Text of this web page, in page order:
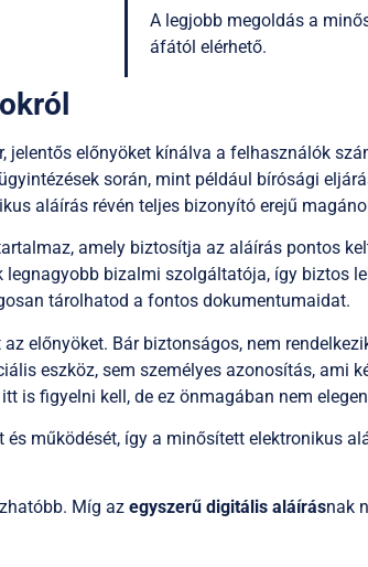
A legjobb megoldás a
áfától elérhető.
jelentős előnyöket kínálva a felhasználók
során, mint például bírósági
aláírás révén teljes bizonyító erejű
amely biztosítja az aláírás pontos
bizalmi szolgáltatója, így biztos
tárolhatod a fontos dokumentumaidat.
előnyöket. Bár biztonságos, nem
eszköz, sem személyes azonosítás, ami
figyelni kell, de ez önmagában nem
működését, így a minősített elektronikus
Míg az egyszerű digitális aláírásnak